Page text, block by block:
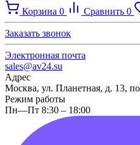
Корзина 0 Сравнить 0
Заказать звонок
Электронная почта
sales@av24.su
Адрес
Москва, ул. Планетная, д. 13,
Режим работы
Пн—Пт 8:30 – 18:00